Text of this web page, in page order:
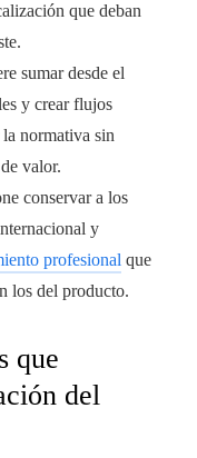
que deban
sumar desde el
y crear flujos
la normativa sin
valor.
conservar a los
y
profesional que
los del producto.
que
del